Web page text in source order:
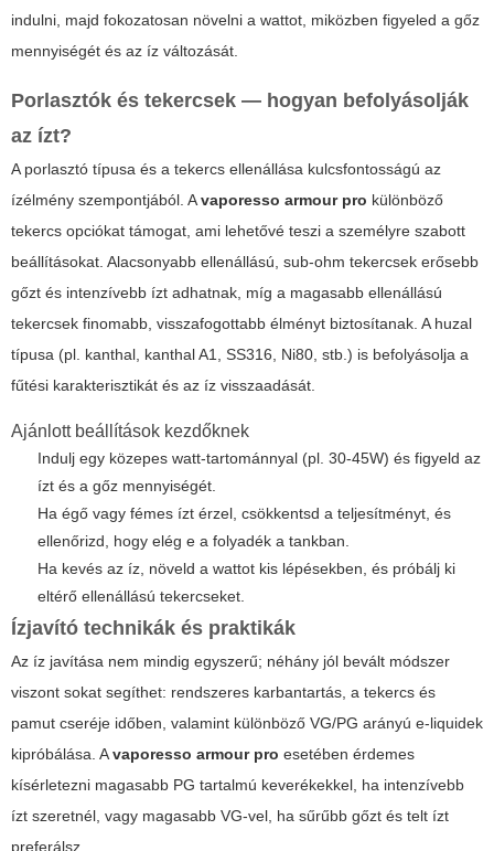
indulni, majd fokozatosan növelni a wattot, miközben figyeled a gőz
mennyiségét és az íz változását.
Porlasztók és tekercsek — hogyan befolyásolják
az ízt?
A porlasztó típusa és a tekercs ellenállása kulcsfontosságú az
ízélmény szempontjából. Avaporesso armour pro különböző
tekercs opciókat támogat, ami lehetővé teszi a személyre szabott
beállításokat. Alacsonyabb ellenállású, sub-ohm tekercsek erősebb
gőzt és intenzívebb ízt adhatnak, míg a magasabb ellenállású
tekercsek finomabb, visszafogottabb élményt biztosítanak. A huzal
típusa (pl. kanthal, kanthal A1, SS316, Ni80, stb.) is befolyásolja a
fűtési karakterisztikát és az íz visszaadását.
Ajánlott beállítások kezdőknek
Indulj egy közepes watt-tartománnyal (pl. 30-45W) és figyeld az
ízt és a gőz mennyiségét.
Ha égő vagy fémes ízt érzel, csökkentsd a teljesítményt, és
ellenőrizd, hogy elég e a folyadék a tankban.
Ha kevés az íz, növeld a wattot kis lépésekben, és próbálj ki
eltérő ellenállású tekercseket.
Ízjavító technikák és praktikák
Az íz javítása nem mindig egyszerű; néhány jól bevált módszer
viszont sokat segíthet: rendszeres karbantartás, a tekercs és
pamut cseréje időben, valamint különböző VG/PG arányú e-liquidek
kipróbálása. Avaporesso armour pro esetében érdemes
kísérletezni magasabb PG tartalmú keverékekkel, ha intenzívebb
ízt szeretnél, vagy magasabb VG-vel, ha sűrűbb gőzt és telt ízt
preferálsz.